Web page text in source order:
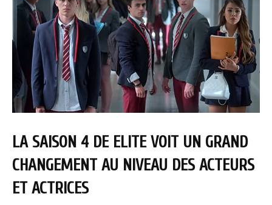
LA SAISON 4 DE ELITE VOIT UN GRAND
CHANGEMENT AU NIVEAU DES ACTEURS
ET ACTRICES